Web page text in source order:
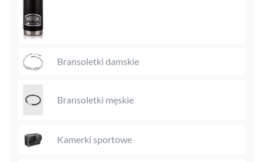
Bransoletki damskie
Bransoletki męskie
Kamerki sportowe